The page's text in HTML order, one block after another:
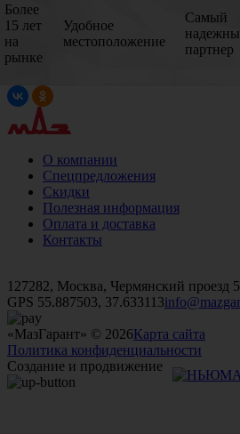
Более
15 лет
на
рынке
Удобное
местоположение
Самый
партнер
О компании
Спецпредложения
Скидки
Полезная информация
Оплата и доставка
Контакты
127282, Москва, Чермянский проезд
GPS 55.887503, 37.633113
«МазГарант» © 2026Карта сайта
Политика конфиденциальности
Создание и продвижение